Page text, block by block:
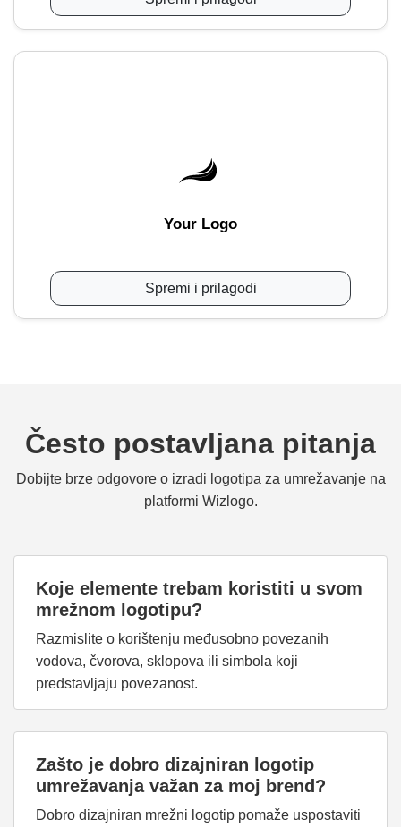
Your Logo
Spremi i prilagodi
Često postavljana pitanja
Dobijte brze odgovore o izradi logotipa za umrežavanje na
platformi Wizlogo.
Koje elemente trebam koristiti u svom
mrežnom logotipu?
Razmislite o korištenju međusobno povezanih
vodova, čvorova, sklopova ili simbola koji
predstavljaju povezanost.
Zašto je dobro dizajniran logotip
umrežavanja važan za moj brend?
Dobro dizajniran mrežni logotip pomaže uspostaviti